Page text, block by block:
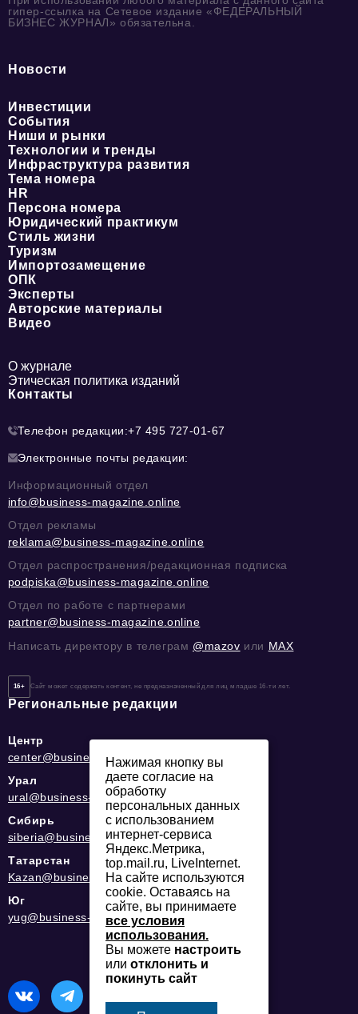
гипер-ссылка на Сетевое издание «ФЕДЕРАЛЬНЫЙ
БИЗНЕС ЖУРНАЛ» обязательна.
Новости
Инвестиции
События
Ниши и рынки
Технологии и тренды
Инфраструктура развития
Тема номера
HR
Персона номера
Юридический практикум
Стиль жизни
Туризм
Импортозамещение
ОПК
Эксперты
Авторские материалы
Видео
О журнале
Этическая политика изданий
Контакты
Телефон редакции:+7 495 727-01-67
Электронные почты редакции:
Информационный отдел
info@business-magazine.online
Отдел рекламы
reklama@business-magazine.online
Отдел распространения/редакционная подписка
podpiska@business-magazine.online
Отдел по работе с партнерами
partner@business-magazine.online
Написать директору в телеграм @mazov или MAX
16+ Сайт может содержать контент, не предназначенный для лиц младше 16-ти лет.
Региональные редакции
Центр
center@business-magazine.online
Урал
ural@business-magazine.online
Сибирь
siberia@business-magazine.online
Татарстан
Kazan@business-magazine.online
Юг
yug@business-magazine.online
Нажимая кнопку вы
даете согласие на
обработку
персональных данных
с использованием
интернет-сервиса
Яндекс.Метрика,
top.mail.ru, LiveInternet.
На сайте используются
cookie. Оставаясь на
сайте, вы принимаете
все условия
использования.
Вы можете настроить
или отклонить и
покинуть сайт